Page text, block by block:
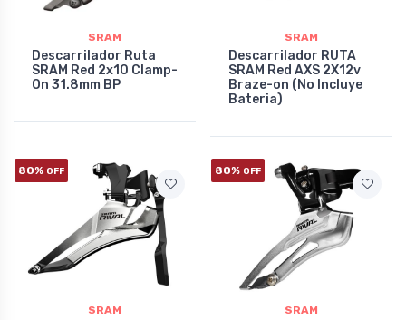
SRAM
Descarrilador Ruta
SRAM Red 2x10 Clamp-
On 31.8mm BP
SRAM
Descarrilador RUTA
SRAM Red AXS 2X12v
Braze-on (No Incluye
Bateria)
80% OFF
SRAM
80% OFF
SRAM